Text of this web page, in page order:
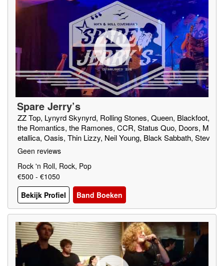
Spare Jerry’s
ZZ Top, Lynyrd Skynyrd, Rolling Stones, Queen, Blackfoot,
the Romantics, the Ramones, CCR, Status Quo, Doors, M
etallica, Oasis, Thin Lizzy, Neil Young, Black Sabbath, Stev
ie Wonder, Black Crowes, Free, Elvis Presley, ABBA, Chu
Geen reviews
Rock 'n Roll, Rock, Pop
€500 - €1050
Bekijk Profiel
Band Boeken